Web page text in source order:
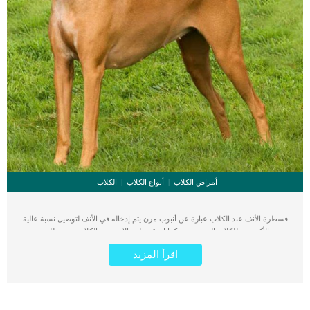
أمراض الكلاب أنواع الكلاب الكلاب
قسطرة الأنف عند الكلاب عبارة عن أنبوب مرن يتم إدخاله في الأنف لتوصيل نسبة عالية
من الأكسجين للكلاب المريضة. كما ان قسطرة الانف عند الكلاب مفيدة للمرضى
الذين يواجهون إصابات وحالات مرضية تهدد الحياة وتهدد قدرة الجهاز التنفسى على
استكمال وظائفه. اقرأ ايضا: هل الكلاب تستخدم بخاخات الانف ؟ هناك بعض السلالات من
الكلاب تحتاج إلى وضع قسطرة الأنف أكثر من غيرها بسبب التشريح الخلقى لحجم الوجه
اقرأ المزيد